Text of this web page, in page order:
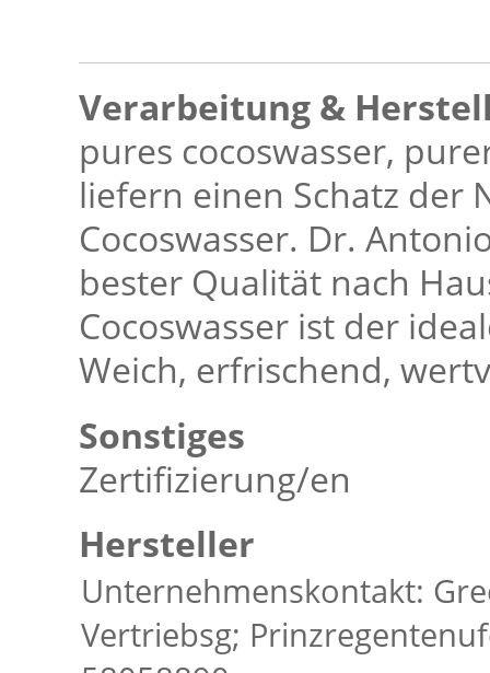
Verarbeitung &
pures cocoswasser,
liefern einen Schatz der
Cocoswasser. Dr.
bester Qualität nach
Cocoswasser ist der
Weich, erfrischend,
Sonstiges
Zertifizierung/en
Hersteller
Unternehmenskontakt:
Vertriebsg;